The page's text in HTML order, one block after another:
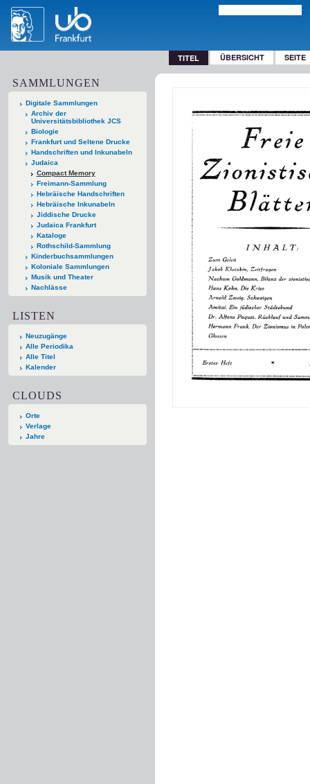
TITEL ÜBERSICHT SEITE
SAMMLUNGEN
Digitale Sammlungen
Archiv der
Universitätsbibliothek JCS
Biologie
Frankfurt und Seltene Drucke
Handschriften und Inkunabeln
Judaica
Compact Memory
Freimann-Sammlung
Hebräische Handschriften
Hebräische Inkunabeln
Jiddische Drucke
Judaica Frankfurt
Kataloge
Rothschild-Sammlung
Kinderbuchsammlungen
Koloniale Sammlungen
Musik und Theater
Nachlässe
LISTEN
Neuzugänge
Alle Periodika
Alle Titel
Kalender
CLOUDS
Orte
Verlage
Jahre